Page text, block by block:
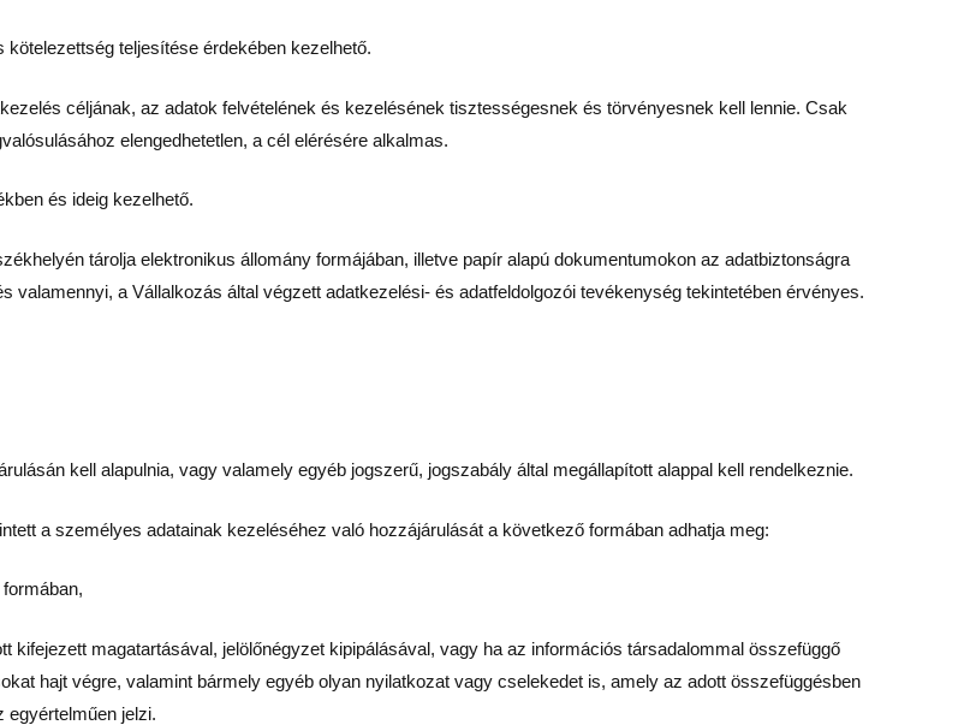
teljesítése érdekében kezelhető.
céljának, az adatok felvételének és kezelésének tisztességesnek és törvényesnek kell lennie. Csak
elengedhetetlen, a cél elérésére alkalmas.
és ideig kezelhető.
tárolja elektronikus állomány formájában, illetve papír alapú dokumentumokon az adatbiztonságra
a Vállalkozás által végzett adatkezelési- és adatfeldolgozói tevékenység tekintetében érvényes.
kell alapulnia, vagy valamely egyéb jogszerű, jogszabály által megállapított alappal kell rendelkeznie.
a személyes adatainak kezeléséhez való hozzájárulását a következő formában adhatja meg:
kifejezett magatartásával, jelölőnégyzet kipipálásával, vagy ha az információs társadalommal összefüggő
hajt végre, valamint bármely egyéb olyan nyilatkozat vagy cselekedet is, amely az adott összefüggésben
egyértelműen jelzi.